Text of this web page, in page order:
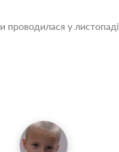
проводилася у листопаді